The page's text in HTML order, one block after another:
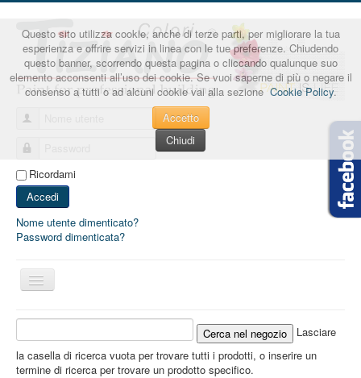
Questo sito utilizza cookie, anche di terze parti, per migliorare la tua
esperienza e offrire servizi in linea con le tue preferenze. Chiudendo
questo banner, scorrendo questa pagina o cliccando qualunque suo
elemento acconsenti all’uso dei cookie. Se vuoi saperne di più o negare il
consenso a tutti o ad alcuni cookie vai alla sezioneCookie Policy.
Accetto
Chiudi
Ricordami
Accedi
Nome utente dimenticato?
Password dimenticata?
Cambia
navigazione
Lasciare
la casella di ricerca vuota per trovare tutti i prodotti, o inserire un
termine di ricerca per trovare un prodotto specifico.